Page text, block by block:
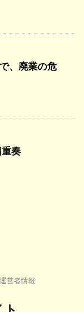
、廃業の危
奏
運営者情報